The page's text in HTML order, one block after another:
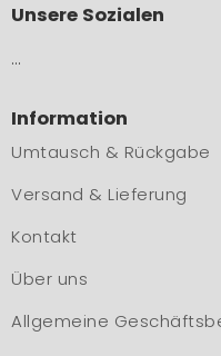
Unsere Sozialen
…
Information
Umtausch & Rückgabe
Versand & Lieferung
Kontakt
Über uns
Allgemeine